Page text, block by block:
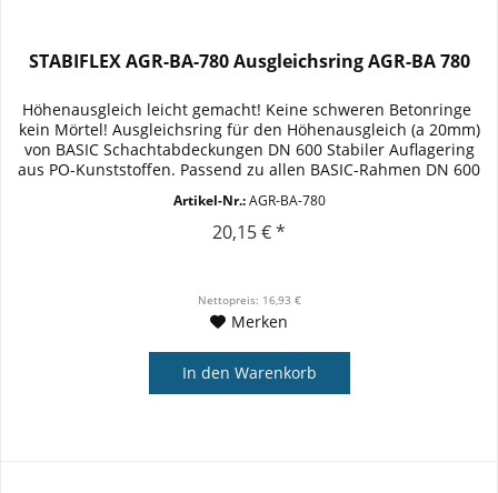
STABIFLEX AGR-BA-780 Ausgleichsring AGR-BA 780
Höhenausgleich leicht gemacht! Keine schweren Betonringe 
kein Mörtel! Ausgleichsring für den Höhenausgleich (a 20mm)
von BASIC Schachtabdeckungen DN 600 Stabiler Auflagering
aus PO-Kunststoffen. Passend zu allen BASIC-Rahmen DN 600
Artikel-Nr.:AGR-BA-780
20,15 € *
Nettopreis: 16,93 €
Merken
In den Warenkorb